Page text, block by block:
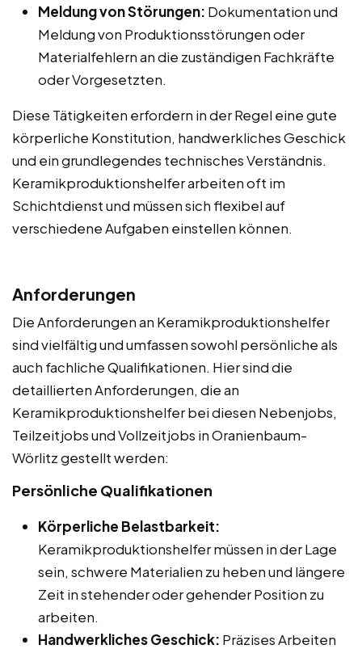
Meldung von Störungen: Dokumentation und
Meldung von Produktionsstörungen oder
Materialfehlern an die zuständigen Fachkräfte
oder Vorgesetzten.
Diese Tätigkeiten erfordern in der Regel eine gute
körperliche Konstitution, handwerkliches Geschick
und ein grundlegendes technisches Verständnis.
Keramikproduktionshelfer arbeiten oft im
Schichtdienst und müssen sich flexibel auf
verschiedene Aufgaben einstellen können.
Anforderungen
Die Anforderungen an Keramikproduktionshelfer
sind vielfältig und umfassen sowohl persönliche als
auch fachliche Qualifikationen. Hier sind die
detaillierten Anforderungen, die an
Keramikproduktionshelfer bei diesen Nebenjobs,
Teilzeitjobs und Vollzeitjobs in Oranienbaum-
Wörlitz gestellt werden:
Persönliche Qualifikationen
Körperliche Belastbarkeit:
Keramikproduktionshelfer müssen in der Lage
sein, schwere Materialien zu heben und längere
Zeit in stehender oder gehender Position zu
arbeiten.
Handwerkliches Geschick: Präzises Arbeiten